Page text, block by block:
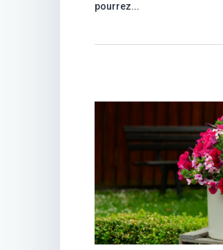
pourrez...